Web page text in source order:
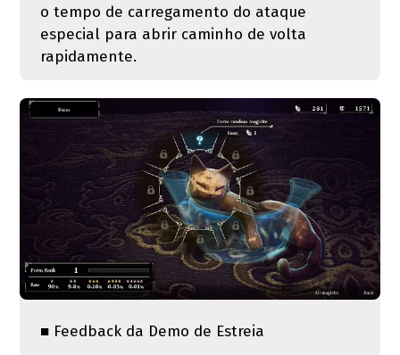
o tempo de carregamento do ataque
especial para abrir caminho de volta
rapidamente.
■ Feedback da Demo de Estreia